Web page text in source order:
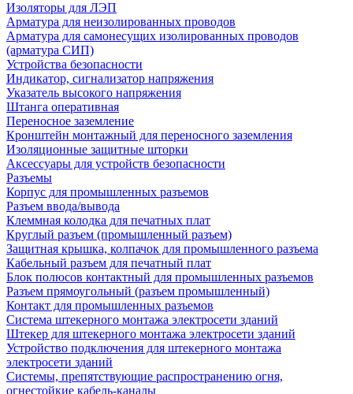
Изоляторы для ЛЭП
Арматура для неизолированных проводов
Арматура для самонесущих изолированных проводов
(арматура СИП)
Устройства безопасности
Индикатор, сигнализатор напряжения
Указатель высокого напряжения
Штанга оперативная
Переносное заземление
Кронштейн монтажный для переносного заземления
Изоляционные защитные шторки
Аксессуары для устройств безопасности
Разъемы
Корпус для промышленных разъемов
Разъем ввода/вывода
Клеммная колодка для печатных плат
Круглый разъем (промышленный разъем)
Защитная крышка, колпачок для промышленного разъема
Кабельный разъем для печатный плат
Блок полюсов контактный для промышленных разъемов
Разъем прямоугольный (разъем промышленный)
Контакт для промышленных разъемов
Система штекерного монтажа электросети зданий
Штекер для штекерного монтажа электросети зданий
Устройство подключения для штекерного монтажа
электросети зданий
Системы, препятствующие распространению огня,
огнестойкие кабель-каналы